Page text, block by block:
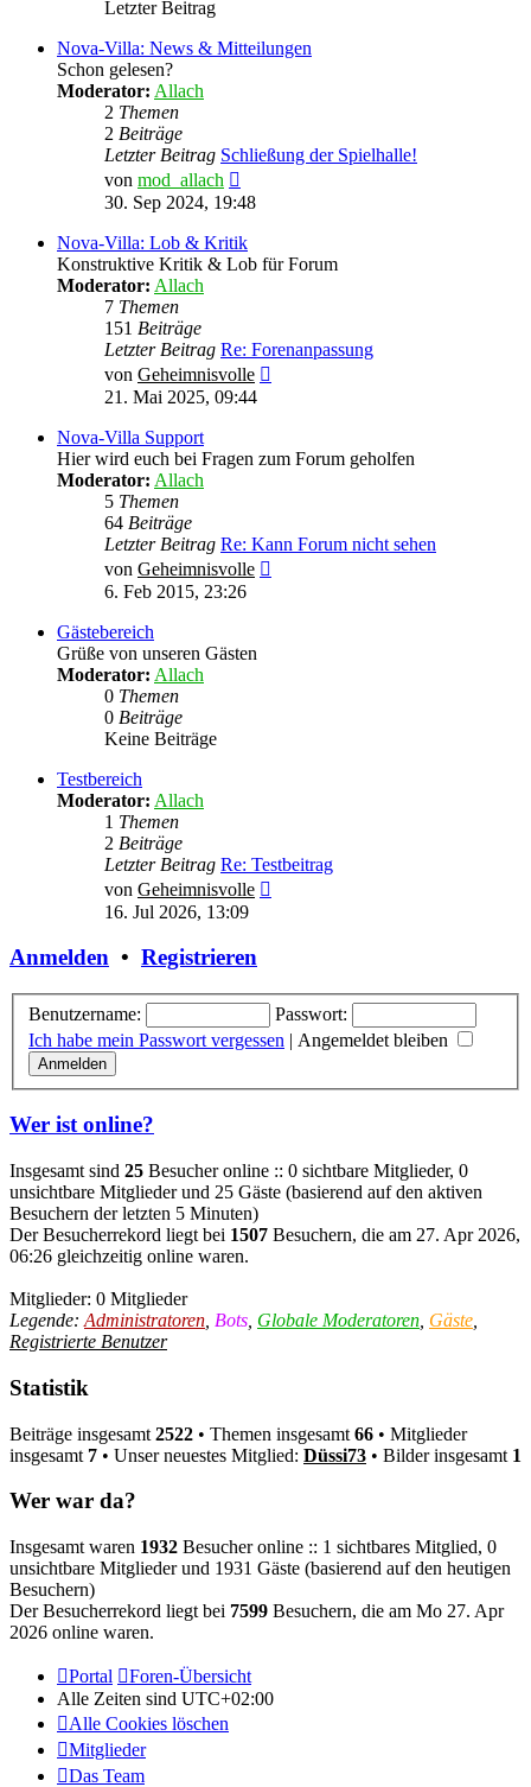
Letzter Beitrag
Nova-Villa: News & Mitteilungen
Schon gelesen?
Moderator: Allach
2 Themen
2 Beiträge
Letzter Beitrag Schließung der Spielhalle!
von mod_allach
Beitrag
30. Sep 2024, 19:48
Nova-Villa: Lob & Kritik
Konstruktive Kritik & Lob für Forum
Moderator: Allach
7 Themen
151 Beiträge
Letzter Beitrag Re: Forenanpassung
von Geheimnisvolle
21. Mai 2025, 09:44
Nova-Villa Support
Hier wird euch bei Fragen zum Forum geholfen
Moderator: Allach
5 Themen
64 Beiträge
Letzter Beitrag Re: Kann Forum nicht sehen
von Geheimnisvolle
6. Feb 2015, 23:26
Gästebereich
Grüße von unseren Gästen
Moderator: Allach
0 Themen
0 Beiträge
Keine Beiträge
Testbereich
Moderator: Allach
1 Themen
2 Beiträge
Letzter Beitrag Re: Testbeitrag
von Geheimnisvolle
16. Jul 2026, 13:09
Anmelden • Registrieren
Benutzername:
Passwort:
Ich habe mein Passwort vergessen | Angemeldet bleiben
Wer ist online?
Insgesamt sind 25 Besucher online :: 0 sichtbare Mitglieder, 0
unsichtbare Mitglieder und 25 Gäste (basierend auf den aktiven
Besuchern der letzten 5 Minuten)
Der Besucherrekord liegt bei 1507 Besuchern, die am 27. Apr 2026,
06:26 gleichzeitig online waren.
Mitglieder: 0 Mitglieder
Legende: Administratoren Bots Globale Moderatoren Gäste
Registrierte Benutzer
Statistik
Beiträge insgesamt 2522 • Themen insgesamt 66 • Mitglieder
insgesamt 7 • Unser neuestes Mitglied: Düssi73 • Bilder insgesamt 1
Wer war da?
Insgesamt waren 1932 Besucher online :: 1 sichtbares Mitglied, 0
unsichtbare Mitglieder und 1931 Gäste (basierend auf den heutigen
Besuchern)
Der Besucherrekord liegt bei 7599 Besuchern, die am Mo 27. Apr
2026 online waren.
Portal
Foren-Übersicht
Alle Zeiten sind UTC+02:00
Alle Cookies löschen
Mitglieder
Das Team